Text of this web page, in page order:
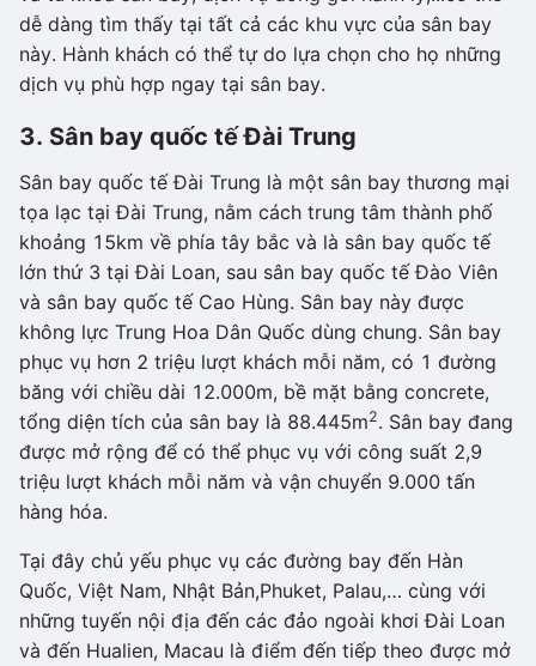
dễ dàng tìm thấy tại tất cả các khu vực của sân bay
này. Hành khách có thể tự do lựa chọn cho họ những
dịch vụ phù hợp ngay tại sân bay.
3. Sân bay quốc tế Đài Trung
Sân bay quốc tế Đài Trung là một sân bay thương mại
tọa lạc tại Đài Trung, nằm cách trung tâm thành phố
khoảng 15km về phía tây bắc và là sân bay quốc tế
lớn thứ 3 tại Đài Loan, sau sân bay quốc tế Đào Viên
và sân bay quốc tế Cao Hùng. Sân bay này được
không lực Trung Hoa Dân Quốc dùng chung. Sân bay
phục vụ hơn 2 triệu lượt khách mỗi năm, có 1 đường
băng với chiều dài 12.000m, bề mặt bằng concrete,
tổng diện tích của sân bay là 88.445m2. Sân bay đang
được mở rộng để có thể phục vụ với công suất 2,9
triệu lượt khách mỗi năm và vận chuyển 9.000 tấn
hàng hóa.
Tại đây chủ yếu phục vụ các đường bay đến Hàn
Quốc, Việt Nam, Nhật Bản,Phuket, Palau,… cùng với
những tuyến nội địa đến các đảo ngoài khơi Đài Loan
và đến Hualien, Macau là điểm đến tiếp theo được mở